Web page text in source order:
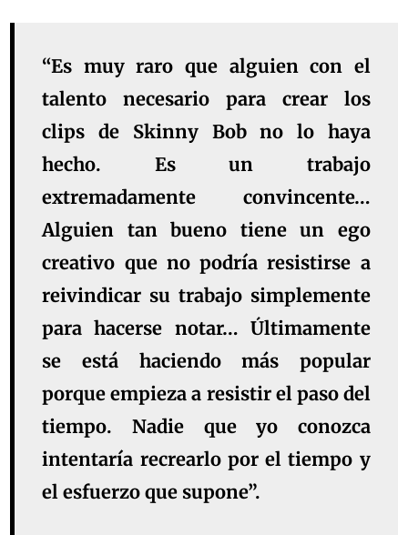
“Es muy raro que alguien con el
talento necesario para crear los
clips de Skinny Bob no lo haya
hecho. Es un trabajo
extremadamente convincente…
Alguien tan bueno tiene un ego
creativo que no podría resistirse a
reivindicar su trabajo simplemente
para hacerse notar… Últimamente
se está haciendo más popular
porque empieza a resistir el paso del
tiempo. Nadie que yo conozca
intentaría recrearlo por el tiempo y
el esfuerzo que supone”.